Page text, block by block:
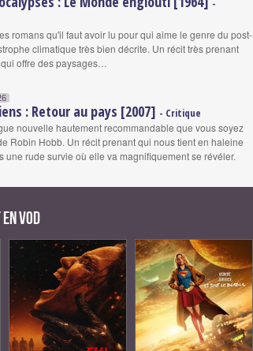
-
romans qu'il faut avoir lu pour qui aime le genre du post-
climatique très bien décrite. Un récit très prenant
offre des paysages…
: Retour au pays [2007] - Critique
nouvelle hautement recommandable que vous soyez
Robin Hobb. Un récit prenant qui nous tient en haleine
une rude survie où elle va magnifiquement se révéler.
VOD